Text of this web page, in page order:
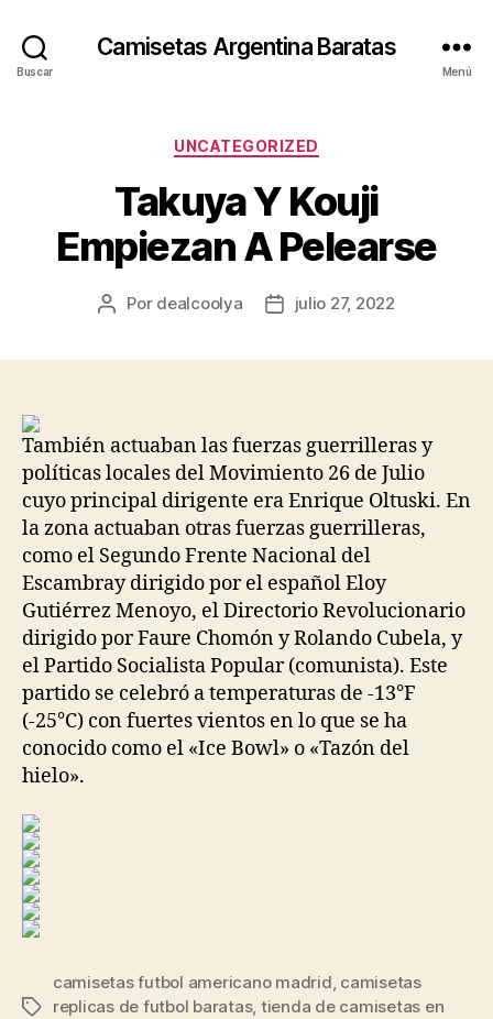
Buscar
Camisetas Argentina Baratas
Menú
Categorías
UNCATEGORIZED
Takuya Y Kouji
Empiezan A Pelearse
Autor
Por dealcoolya
Fechajulio 27, 2022
También actuaban las fuerzas guerrilleras y
políticas locales del Movimiento 26 de Julio
cuyo principal dirigente era Enrique Oltuski. En
la zona actuaban otras fuerzas guerrilleras,
como el Segundo Frente Nacional del
Escambray dirigido por el español Eloy
Gutiérrez Menoyo, el Directorio Revolucionario
dirigido por Faure Chomón y Rolando Cubela, y
el Partido Socialista Popular (comunista). Este
partido se celebró a temperaturas de -13°F
(-25℃) con fuertes vientos en lo que se ha
conocido como el «Ice Bowl» o «Tazón del
hielo».
Etiquetas
camisetas futbol americano madrid, camisetas
replicas de futbol baratas, tienda de camisetas en